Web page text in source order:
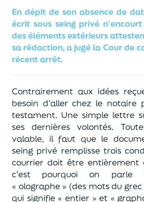
En dépit de son absence de
écrit sous seing privé
des éléments extérieurs
sa rédaction, a jugé la Cour de
récent arrêt.
Contrairement aux idées
besoin d’aller chez le notaire
testament. Une simple lettre
ses dernières volontés.
valable, il faut que le
seing privé remplisse trois
courrier doit être
c’est pourquoi on parle
« olographe » (des mots du
qui signifie « entier » et «